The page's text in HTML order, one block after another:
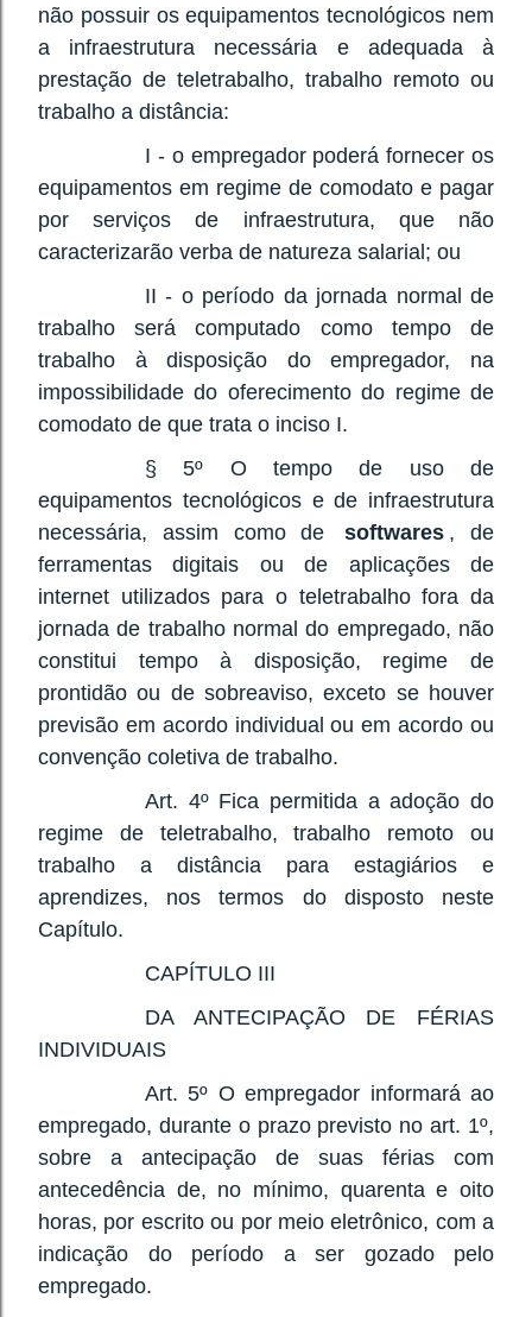
não possuir os equipamentos tecnológicos nem
a infraestrutura necessária e adequada à
prestação de teletrabalho, trabalho remoto ou
trabalho a distância:
I - o empregador poderá fornecer os
equipamentos em regime de comodato e pagar
por serviços de infraestrutura, que não
caracterizarão verba de natureza salarial; ou
II - o período da jornada normal de
trabalho será computado como tempo de
trabalho à disposição do empregador, na
impossibilidade do oferecimento do regime de
comodato de que trata o inciso I.
§ 5º O tempo de uso de
equipamentos tecnológicos e de infraestrutura
necessária, assim como de
softwares , de
ferramentas digitais ou de aplicações de
internet utilizados para o teletrabalho fora da
jornada de trabalho normal do empregado, não
constitui tempo à disposição, regime de
prontidão ou de sobreaviso, exceto se houver
previsão em acordo individual ou em acordo ou
convenção coletiva de trabalho.
Art. 4º Fica permitida a adoção do
regime de teletrabalho, trabalho remoto ou
trabalho a distância para estagiários e
aprendizes, nos termos do disposto neste
Capítulo.
CAPÍTULO III
DA ANTECIPAÇÃO DE FÉRIAS
INDIVIDUAIS
Art. 5º O empregador informará ao
empregado, durante o prazo previsto no art. 1º,
sobre a antecipação de suas férias com
antecedência de, no mínimo, quarenta e oito
horas, por escrito ou por meio eletrônico, com a
indicação do período a ser gozado pelo
empregado.